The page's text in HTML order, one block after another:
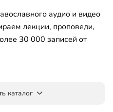
аудио и видео
лекции, проповеди,
30 000 записей от
каталог